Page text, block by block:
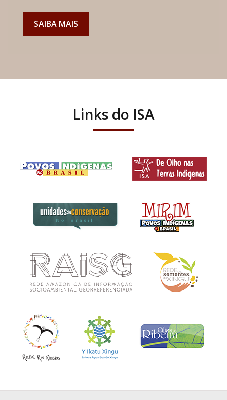
SAIBA MAIS
Links do ISA